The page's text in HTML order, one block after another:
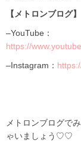
【メトロンブログ】
–YouTube：
https://
–Instagram：
メトロンブログで
ゃいましょう♡♡